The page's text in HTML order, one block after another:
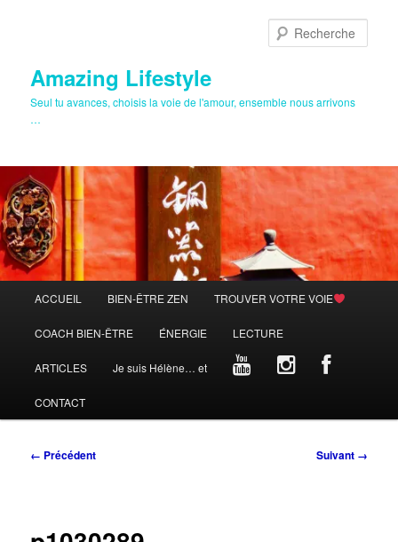
Amazing Lifestyle
Seul tu avances, choisis la voie de l'amour, ensemble nous arrivons
…
principal
ACCUEIL BIEN-ÊTRE ZEN TROUVER VOTRE VOIE
COACH BIEN-ÊTRE ÉNERGIE LECTURE
ARTICLES Je suis Hélène… et
CONTACT
Navigation
← Précédent Suivant →